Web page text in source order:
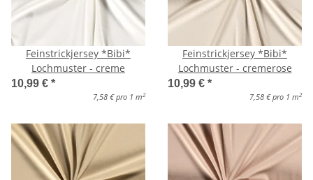
Feinstrickjersey *Bibi*
Lochmuster - creme
10,99 € *
7,58 € pro 1 m 2
Feinstrickjersey *Bibi*
Lochmuster - cremerose
10,99 € *
7,58 € pro 1 m 2